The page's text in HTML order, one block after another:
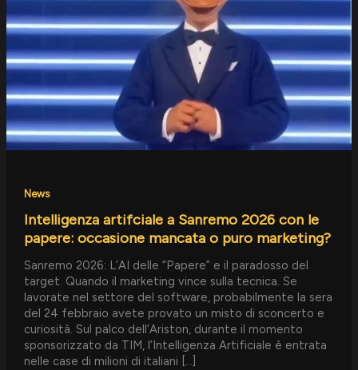
News
Intelligenza artifciale a Sanremo 2026 con le
papere: occasione mancata o puro marketing?
Sanremo 2026: L’AI delle “Papere” e il paradosso del
target. Quando il marketing vince sulla tecnica. Se
lavorate nel settore del software, probabilmente la sera
del 24 febbraio avete provato un misto di sconcerto e
curiosità. Sul palco dell’Ariston, durante il momento
sponsorizzato da TIM, l’Intelligenza Artificiale è entrata
nelle case di milioni di italiani […]
2026
con
le
papere:
mancata
o
puro
marketing?